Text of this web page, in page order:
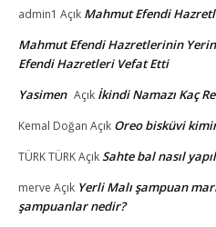
admin1 Açık Mahmut Efendi
Mahmut Efendi Hazretlerinin
Efendi Hazretleri Vefat Etti
Yasimen Açık İkindi Namazı Kaç
Kemal Doğan Açık Oreo bisküvi
TÜRK TÜRKAçıkSahte bal nasıl
merve Açık Yerli Malı şampuan
şampuanlar nedir?